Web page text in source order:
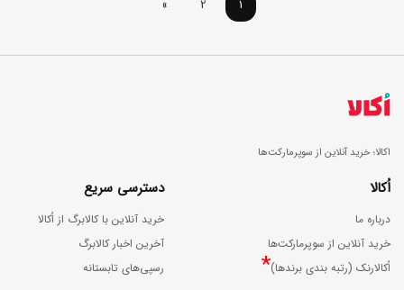
1
2
»
اکالا؛ خرید آنلاین از سوپرمارکت‌ها
اُکالا
درباره ما
خرید آنلاین از سوپرمارکت‌ها
اُکالارنک (رتبه بندی برندها)*
دسترسی سریع
خرید آنلاین با کالابرگ از اُکالا
آخرین اخبار کالابرگ
رسپی‌های تابستانه